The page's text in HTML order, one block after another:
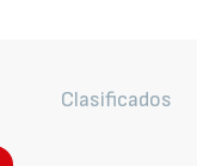
Clasificados